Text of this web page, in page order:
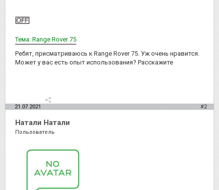
Тема: Range Rover 75
Ребят, присматриваюсь к Range Rover 75. Уж очень нравится.
Может у вас есть опыт использования? Расскажите
21.07.2021 #2
Натали Натали
Пользователь